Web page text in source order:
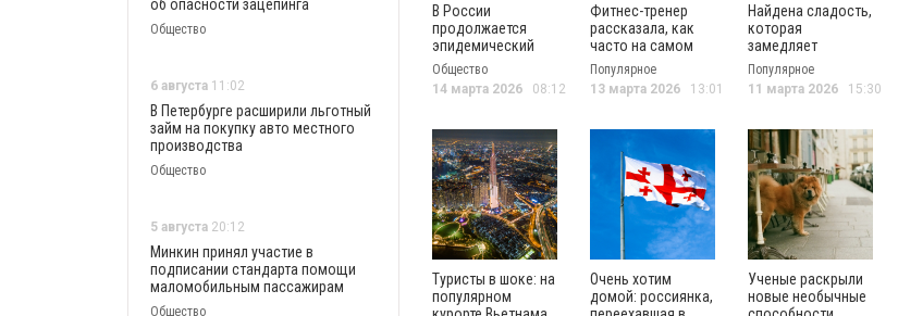
В России
продолжается
эпидемический
сезон гриппа
Общество
14 марта 2026 08:12
Фитнес-тренер
рассказала, как
часто на самом
деле нужно
заниматься
спортом
Популярное
13 марта 2026 13:01
Найдена сладость,
которая
замедляет
старение и
продается в
каждом магазине
Популярное
11 марта 2026 15:30
Туристы в шоке: на
популярном
Очень хотим
домой: россиянка,
Ученые раскрыли
новые необычные
об опасности зацепинга
Общество
6 августа 11:02
В Петербурге расширили льготный
займ на покупку авто местного
производства
Общество
5 августа 20:12
Минкин принял участие в
подписании стандарта помощи
маломобильным пассажирам
Общество